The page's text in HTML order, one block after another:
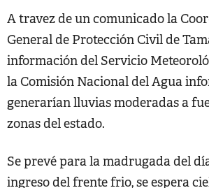
A travez de un comunicado la
General de Protección Civil de
información del Servicio
la Comisión Nacional del Agua
generarían lluvias moderadas a
zonas del estado.
Se prevé para la madrugada del
ingreso del frente frio, se espera